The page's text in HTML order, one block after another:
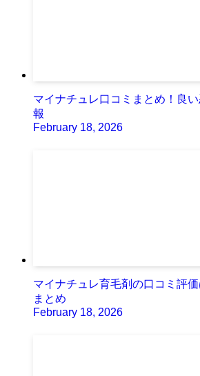
マイナチュレ口コミまとめ！良
報
February 18, 2026
マイナチュレ育毛剤の口コミ評
まとめ
February 18, 2026